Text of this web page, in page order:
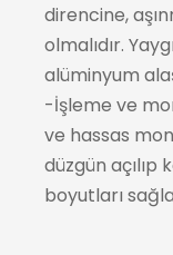
direncine,
olmalıdır.
alüminyum
-İşleme ve
ve hassas
düzgün açılıp
boyutları